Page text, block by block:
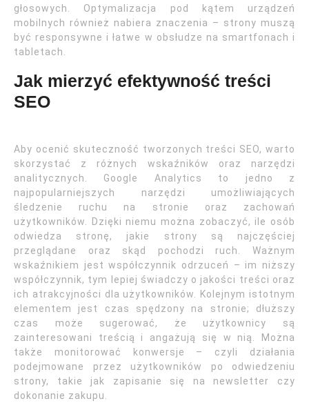
głosowych. Optymalizacja pod kątem urządzeń
mobilnych również nabiera znaczenia – strony muszą
być responsywne i łatwe w obsłudze na smartfonach i
tabletach.
Jak mierzyć efektywność treści
SEO
Aby ocenić skuteczność tworzonych treści SEO, warto
skorzystać z różnych wskaźników oraz narzędzi
analitycznych. Google Analytics to jedno z
najpopularniejszych narzędzi umożliwiających
śledzenie ruchu na stronie oraz zachowań
użytkowników. Dzięki niemu można zobaczyć, ile osób
odwiedza stronę, jakie strony są najczęściej
przeglądane oraz skąd pochodzi ruch. Ważnym
wskaźnikiem jest współczynnik odrzuceń – im niższy
współczynnik, tym lepiej świadczy o jakości treści oraz
ich atrakcyjności dla użytkowników. Kolejnym istotnym
elementem jest czas spędzony na stronie; dłuższy
czas może sugerować, że użytkownicy są
zainteresowani treścią i angażują się w nią. Można
także monitorować konwersje – czyli działania
podejmowane przez użytkowników po odwiedzeniu
strony, takie jak zapisanie się na newsletter czy
dokonanie zakupu.